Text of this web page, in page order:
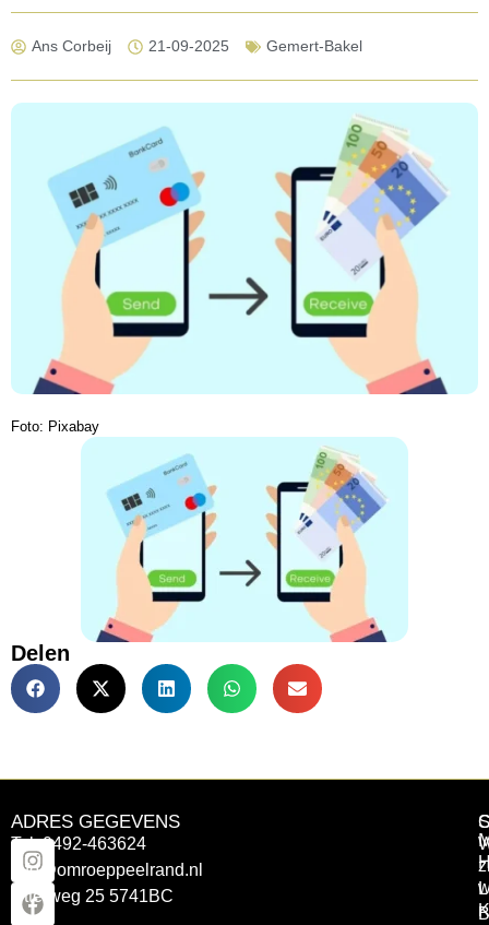
Ans Corbeij 21-09-2025 Gemert-Bakel
Foto: Pixabay
Delen
ADRES GEGEVENS
Tel: 0492-463624
info@omroeppeelrand.nl
Otterweg 25 5741BC